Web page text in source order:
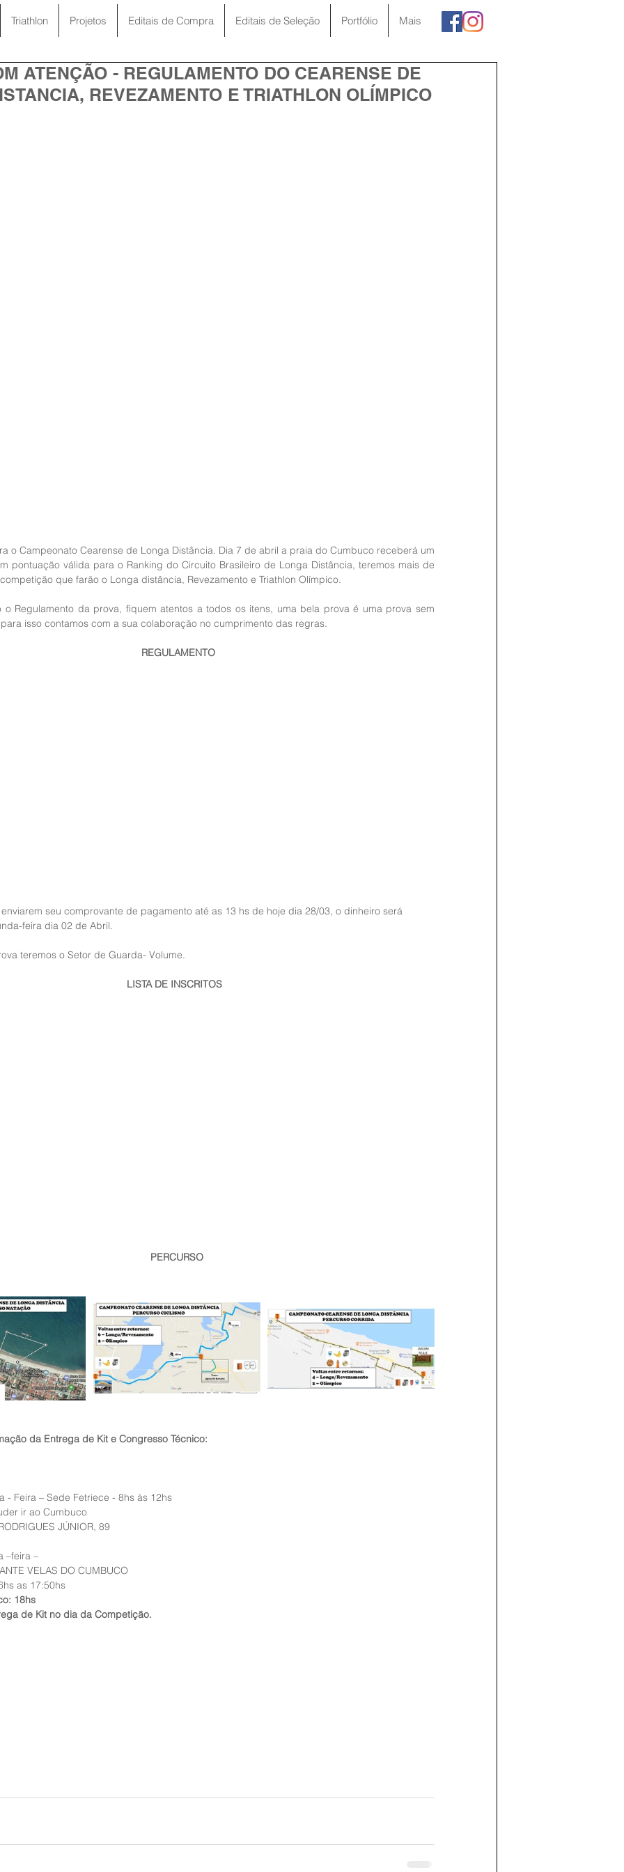
Triathlon Projetos Editais de Compra Editais de Seleção Portfólio Mais
ATENÇÃO - REGULAMENTO DO CEARENSE DE
REVEZAMENTO E TRIATHLON OLÍMPICO
o Campeonato Cearense de Longa Distância. Dia 7 de abril a praia do Cumbuco receberá um
pontuação válida para o Ranking do Circuito Brasileiro de Longa Distância, teremos mais de
que farão o Longa distância, Revezamento e Triathlon Olímpico.
o Regulamento da prova, fiquem atentos a todos os itens, uma bela prova é uma prova sem
isso contamos com a sua colaboração no cumprimento das regras.
REGULAMENTO
seu comprovante de pagamento até as 13 hs de hoje dia 28/03, o dinheiro será
feira dia 02 de Abril.
teremos o Setor de Guarda- Volume.
LISTA DE INSCRITOS
PERCURSO
da Entrega de Kit e Congresso Técnico:
- Feira – Sede Fetriece - 8hs às 12hs
ir ao Cumbuco
JÚNIOR, 89
–feira –
VELAS DO CUMBUCO
as 17:50hs
18hs
de Kit no dia da Competição.